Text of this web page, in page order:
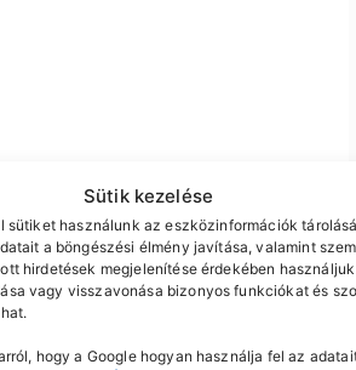
Sütik kezelése
sütiket használunk az eszközinformációk
a böngészési élmény javítása, valamint
hirdetések megjelenítése érdekében
vagy visszavonása bizonyos funkciókat és
hogy a Google hogyan használja fel az